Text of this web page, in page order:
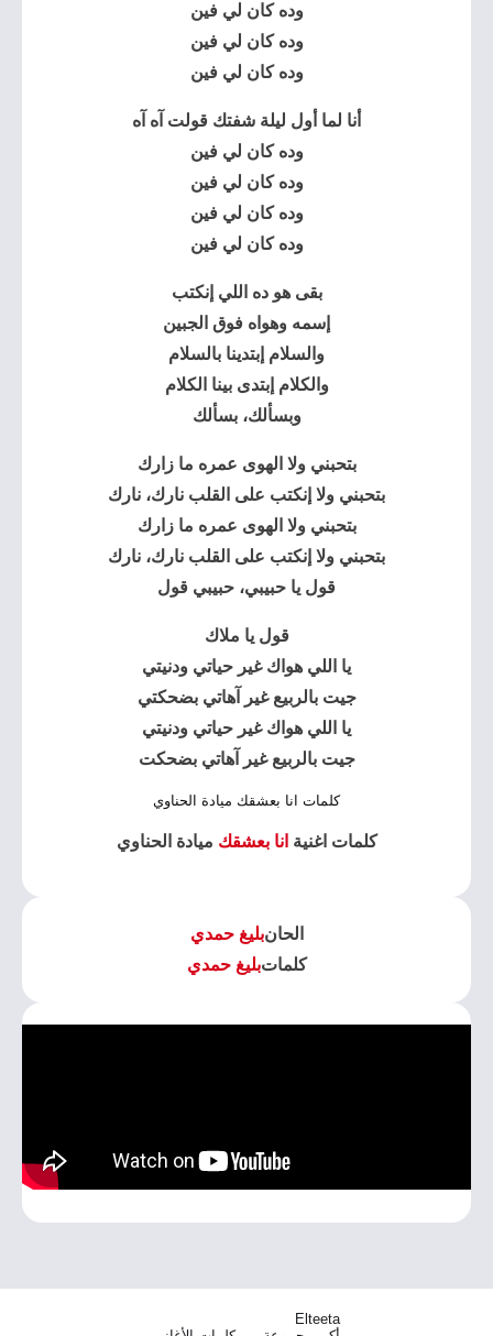
وده كان لي فين
وده كان لي فين
وده كان لي فين
أنا لما أول ليلة شفتك قولت آه آه
وده كان لي فين
وده كان لي فين
وده كان لي فين
وده كان لي فين
بقى هو ده اللي إنكتب
إسمه وهواه فوق الجبين
والسلام إبتدينا بالسلام
والكلام إبتدى بينا الكلام
وبسألك، بسألك
بتحبني ولا الهوى عمره ما زارك
بتحبني ولا إنكتب على القلب نارك، نارك
بتحبني ولا الهوى عمره ما زارك
بتحبني ولا إنكتب على القلب نارك، نارك
قول يا حبيبي، حبيبي قول
قول يا ملاك
يا اللي هواك غير حياتي ودنيتي
جيت بالربيع غير آهاتي بضحكتي
يا اللي هواك غير حياتي ودنيتي
جيت بالربيع غير آهاتي بضحكت
كلمات انا بعشقك ميادة الحناوي
كلمات اغنية انا بعشقك ميادة الحناوي
الحانبليغ حمدي
كلماتبليغ حمدي
Elteeta